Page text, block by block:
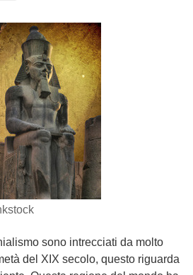
sono intrecciati da molto
del XIX secolo, questo riguarda